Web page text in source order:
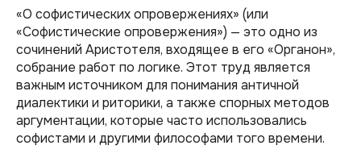
«О софистических опровержениях» (или
«Софистические опровержения») — это одно из
сочинений Аристотеля, входящее в его «Органон»,
собрание работ по логике. Этот труд является
важным источником для понимания античной
диалектики и риторики, а также спорных методов
аргументации, которые часто использовались
софистами и другими философами того времени.